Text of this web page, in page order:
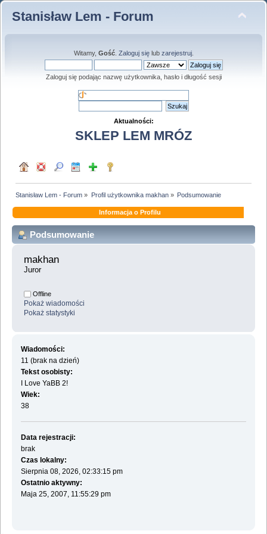
Stanisław Lem - Forum
Witamy, Gość. Zaloguj sięlub zarejestruj.
Zaloguj się podając nazwę użytkownika, hasło i długość sesji
Aktualności:
SKLEP LEM MRÓZ
Stanisław Lem - Forum » Profil użytkownika makhan» Podsumowanie
Informacja o Profilu
Podsumowanie
makhan
Juror
Offline
Pokaż wiadomości
Pokaż statystyki
Wiadomości:
11 (brak na dzień)
Tekst osobisty:
I Love YaBB 2!
Wiek:
38
Data rejestracji:
brak
Czas lokalny:
Sierpnia 08, 2026, 02:33:15 pm
Ostatnio aktywny:
Maja 25, 2007, 11:55:29 pm